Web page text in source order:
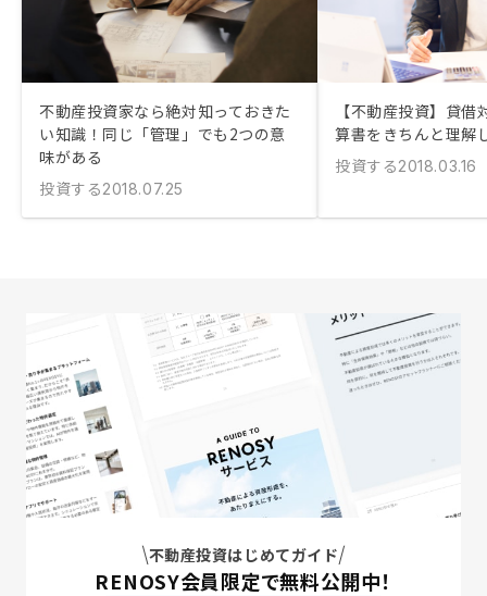
不動産投資家なら絶対知っておきた
い知識！同じ「管理」でも2つの意
味がある
投資する2018.07.25
【不動産投資】貸
算書をきちんと理解
投資する2018.03.16
不動産投資はじめてガイド
RENOSY会員限定で無料公開中！